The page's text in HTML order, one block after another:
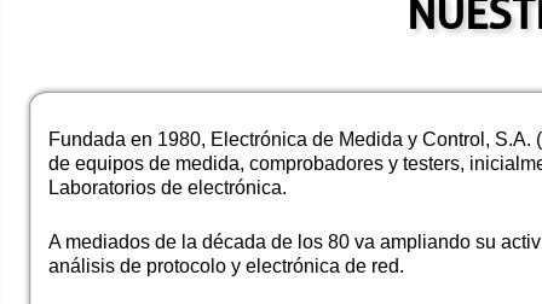
Fundada en 1980, Electrónica de Medida y Control,
de equipos de medida, comprobadores y testers,
Laboratorios de electrónica.
A mediados de la década de los 80 va ampliando su
análisis de protocolo y electrónica de red.